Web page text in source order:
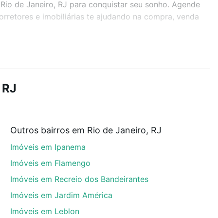
de Janeiro, RJ para conquistar seu sonho. Agende
e imobiliárias te ajudando na compra, venda
os filtros como quantidade de quartos, suítes, com
salão de festas ou área verde e encontrar
de Janeiro, RJ que custam a partir de R$ 0 e
dúvida dos custos envolvidos no processo de
seus sonhos com segurança e conforto. Loft,
Outros bairros em Rio de Janeiro, RJ
Imóveis em Ipanema
Imóveis em Flamengo
Imóveis em Recreio dos Bandeirantes
Imóveis em Jardim América
Imóveis em Leblon